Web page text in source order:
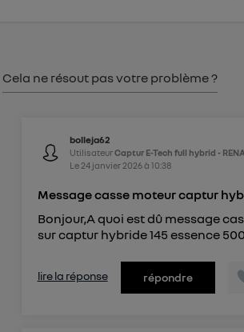
Cela ne résout pas votre problème ?
bolleja62
UtilisateurCaptur E-Tech full hybrid -
Le 24 janvier 2026à 10:38
Message casse moteur captur
Bonjour,A quoi est dû message
sur captur hybride 145 essence
lire la réponse répondre
personnelles d'Utiq